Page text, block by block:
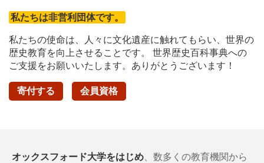
私たちは非営利団体です。
私たちの使命は、人々に文化遺産に触れてもらい、世界の
歴史教育を向上させることです。 世界歴史百科事典への
ご支援をお願いいたします。ありがとうございます！
寄付する 会員資格
オックスフォード大学をはじめ 、数多くの教育機関から